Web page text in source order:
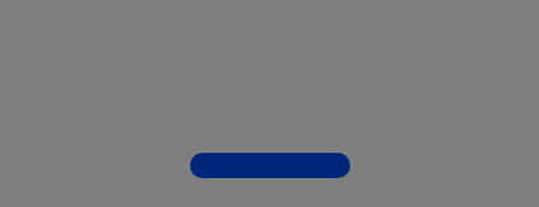
Bekijk alle 7 winkels